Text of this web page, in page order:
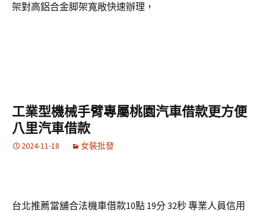
架對高鋁合金脚架寬敞快速辦理，
工業型機械手臂專屬桃園汽車借款更方便
八里汽車借款
2024-11-18 女裝批發
台北推薦當舖合法機車借款10點 19分 32秒專業人員信用